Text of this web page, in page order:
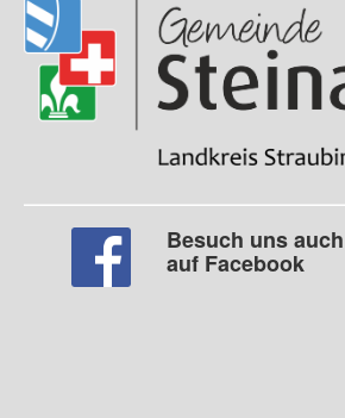
Besuch uns auch
auf Facebook